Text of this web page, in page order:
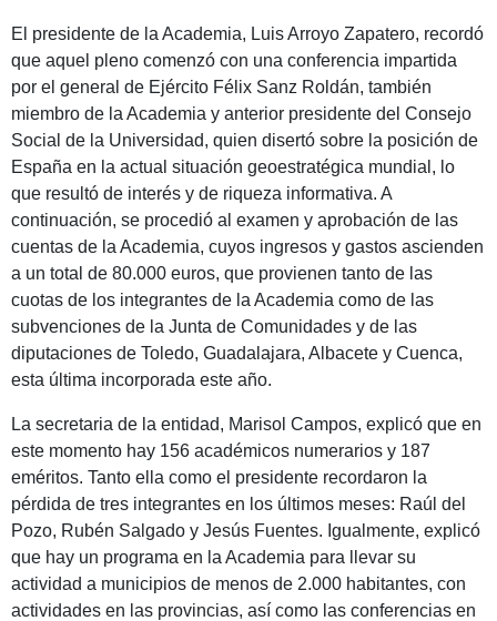
El presidente de la Academia, Luis Arroyo Zapatero, recordó
que aquel pleno comenzó con una conferencia impartida
por el general de Ejército Félix Sanz Roldán, también
miembro de la Academia y anterior presidente del Consejo
Social de la Universidad, quien disertó sobre la posición de
España en la actual situación geoestratégica mundial, lo
que resultó de interés y de riqueza informativa. A
continuación, se procedió al examen y aprobación de las
cuentas de la Academia, cuyos ingresos y gastos ascienden
a un total de 80.000 euros, que provienen tanto de las
cuotas de los integrantes de la Academia como de las
subvenciones de la Junta de Comunidades y de las
diputaciones de Toledo, Guadalajara, Albacete y Cuenca,
esta última incorporada este año.
La secretaria de la entidad, Marisol Campos, explicó que en
este momento hay 156 académicos numerarios y 187
eméritos. Tanto ella como el presidente recordaron la
pérdida de tres integrantes en los últimos meses: Raúl del
Pozo, Rubén Salgado y Jesús Fuentes. Igualmente, explicó
que hay un programa en la Academia para llevar su
actividad a municipios de menos de 2.000 habitantes, con
actividades en las provincias, así como las conferencias en